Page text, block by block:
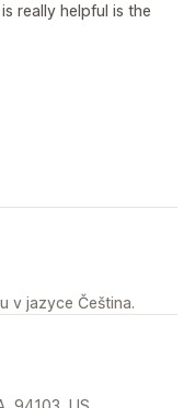
really helpful is the
v jazyce Čeština.